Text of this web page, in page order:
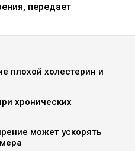
передает
плохой холестерин и
хронических
может ускорять